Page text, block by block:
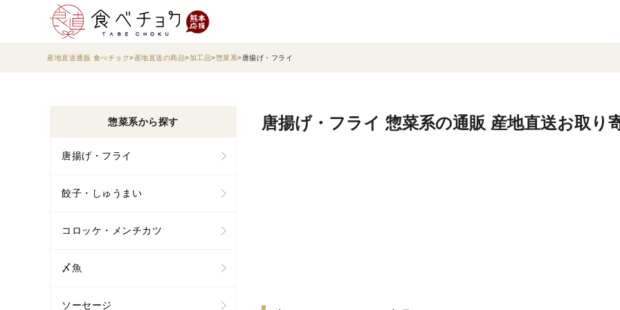
産地直送通販 食べチョク 産地直送の商品 加工品 惣菜系 唐揚げ・フライ
唐揚げ・フライ 惣菜系の通販 産地直送お取り
惣菜系から探す
唐揚げ・フライ
餃子・しゅうまい
コロッケ・メンチカツ
〆魚
ソーセージ